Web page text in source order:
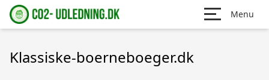
Menu
Klassiske-boerneboeger.dk